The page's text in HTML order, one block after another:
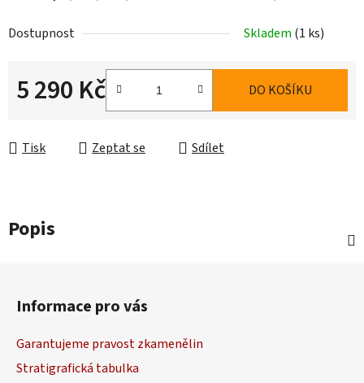
Dostupnost Skladem (1 ks)
5 290 Kč DO KOŠÍKU
Tisk Zeptat se Sdílet
Popis
Informace pro vás
Garantujeme pravost zkamenělin
Stratigrafická tabulka